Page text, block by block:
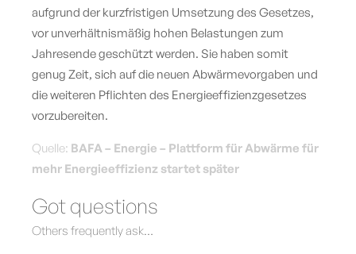
aufgrund der kurzfristigen Umsetzung des Gesetzes,
vor unverhältnismäßig hohen Belastungen zum
Jahresende geschützt werden. Sie haben somit
genug Zeit, sich auf die neuen Abwärmevorgaben und
die weiteren Pflichten des Energieeffizienzgesetzes
vorzubereiten.
Quelle: BAFA – Energie – Plattform für Abwärme für
mehr Energieeffizienz startet später
Got questions
Others frequently ask…